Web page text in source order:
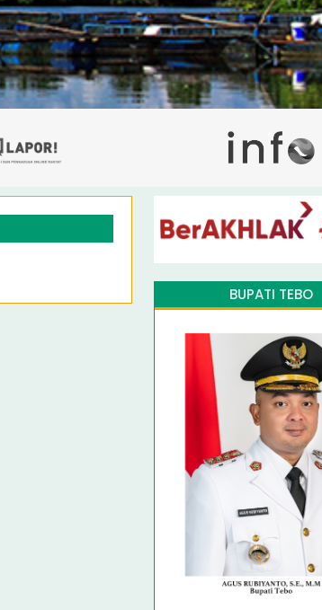
BUPATI TEBO